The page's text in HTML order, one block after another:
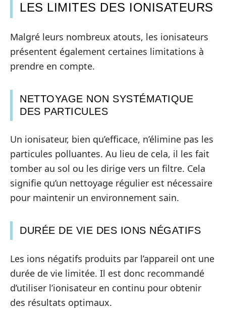
LES LIMITES DES IONISATEURS
Malgré leurs nombreux atouts, les ionisateurs
présentent également certaines limitations à
prendre en compte.
NETTOYAGE NON SYSTÉMATIQUE
DES PARTICULES
Un ionisateur, bien qu’efficace, n’élimine pas les
particules polluantes. Au lieu de cela, il les fait
tomber au sol ou les dirige vers un filtre. Cela
signifie qu’un nettoyage régulier est nécessaire
pour maintenir un environnement sain.
DURÉE DE VIE DES IONS NÉGATIFS
Les ions négatifs produits par l’appareil ont une
durée de vie limitée. Il est donc recommandé
d’utiliser l’ionisateur en continu pour obtenir
des résultats optimaux.